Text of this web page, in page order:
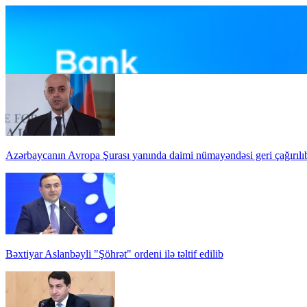
Azərbaycanın Avropa Şurası yanında daimi nümayəndəsi geri
Bəxtiyar Aslanbəyli "Şöhrət" ordeni ilə təltif edilib